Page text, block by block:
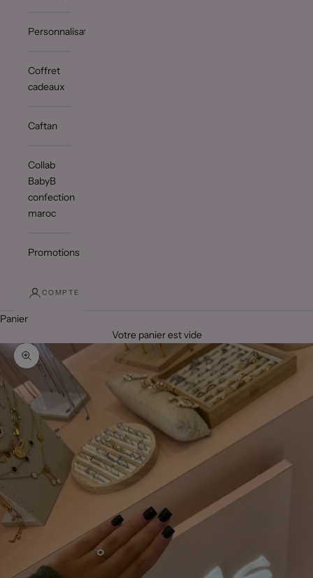
Personnalisation
Coffret
cadeaux
Caftan
Collab
BabyB
confection
maroc
Promotions
COMPTE
Panier
Votre panier est vide
Zoomer sur l'image